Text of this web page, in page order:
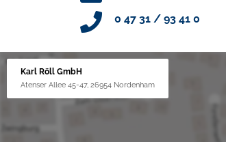
0 47 31 / 93 41 0
Karl Röll GmbH
Atenser Allee 45-47, 26954 Nordenham